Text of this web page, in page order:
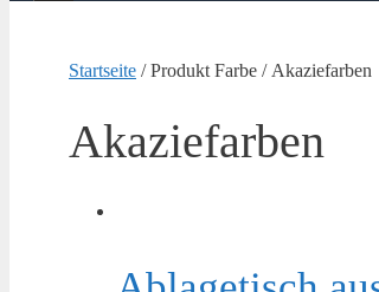
Startseite / Produkt Farbe / Akaziefarben
Akaziefarben